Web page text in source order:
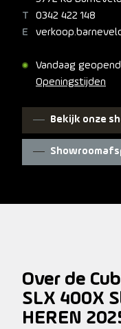
kabels binnendoor.
en de mini-
vervoeren?
achterdrager en
Nog wensen? We
0342 422 148
Vandaag
Openingstijden
Bekijk onze
Over de
SLX 400X
HEREN